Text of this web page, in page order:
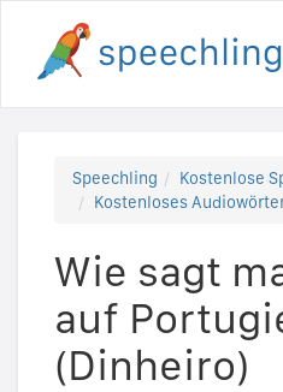
Speechling
Kostenlose
Kostenloses
Wie sagt
auf
(Dinheiro)